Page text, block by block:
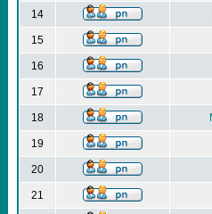
14
15
16
17
18
19
20
21